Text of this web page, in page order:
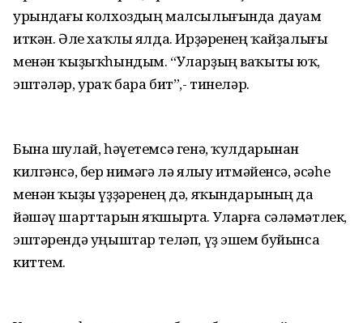
урындағы колхоздың малсылығында дауам
иткән. Әле хаҡлы ялда. Ирҙәренең ҡайҙалығы
менән ҡыҙыҡһындым. “Уларҙың ваҡыты юҡ,
эштәләр, ураҡ бара бит”,- тинеләр.
Бына шулай, һәүетемсә генә, ҡулдарынан
килгәнсә, бер нимәгә лә ялыу итмәйенсә, әсәһе
менән ҡыҙы үҙҙәренең дә, яҡындарының да
йәшәү шарттарын яҡшырта. Уларға сәләмәтлек,
эштәрендә уңыштар теләп, үҙ эшем буйынса
киттем.